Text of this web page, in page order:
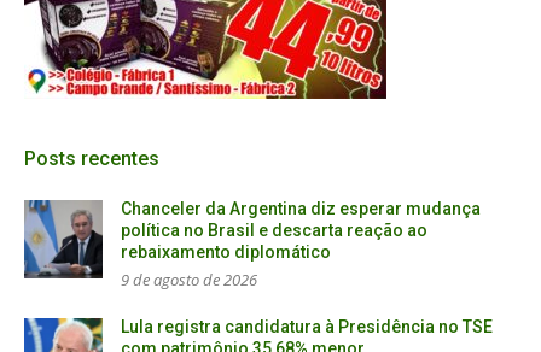
Posts recentes
Chanceler da Argentina diz esperar mudança
política no Brasil e descarta reação ao
rebaixamento diplomático
9 de agosto de 2026
Lula registra candidatura à Presidência no TSE
com patrimônio 35,68% menor